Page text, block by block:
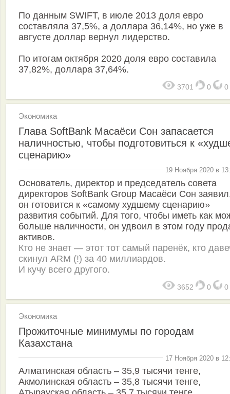
По данным SWIFT, в июле 2013 доля евро
составляла 37,5%, а доллара 36,14%, но уже в
августе доллар вернул лидерство.
По итогам октября 2020 доля евро составила
37,82%, доллара 37,64%.
3701 0 0
Экономика
Глава SoftBank Масаёси Сон запасается
наличностью, чтобы подготовиться к
сценарию»
19 Ноября 2020 в
Основатель, директор и председатель совета
директоров SoftBank Group Масаёси Сон
он готовится к «самому худшему сценарию»
развития событий. Для того, чтобы иметь как
больше наличности, он удвоил в этом году
активов.
Кто не знает — этот тот самый паренёк, кто
скинул ARM (!) за 40 миллиардов.
И кучу всего другого.
3652 0 0
Экономика
Прожиточные минимумы по городам
Казахстана
17 Ноября 2020 в
Алматинская область – 35,9 тысячи тенге,
Акмолинская область – 35,8 тысячи тенге,